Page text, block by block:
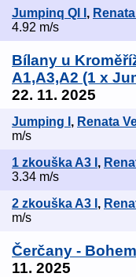
Jumpinq QI I ,
4.92 m/s
Bílany u
A1,A3,A2 (1 x
22. 11. 2025
Jumping I , Renata
m/s
1 zkouška A3 I ,
3.34 m/s
2 zkouška A3 I ,
m/s
Čerčany -
11. 2025